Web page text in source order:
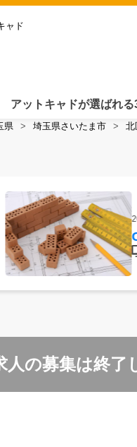
ャド
アットキャドが選ばれる
県 埼玉県さいたま市 北
人の募集は終了